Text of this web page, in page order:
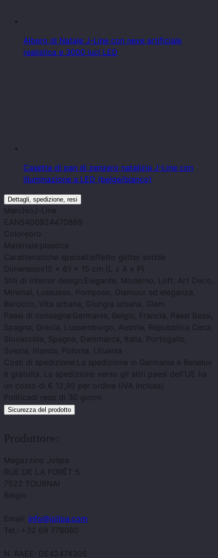
Albero di Natale J-Line con neve artificiale
realistica e 3000 luci LED
Casetta di pan di zenzero natalizia J-Line con
illuminazione a LED (beige/bianco)
Dettagli, spedizione, resi
MarchioJ-Line
EAN 5400924470869
Coloreoro
Materiale:plastica
Caratteristiche speciali:effetto glitter sottile
Dimensioni 15 x 61 x 15 cm (L x A x P)
Stili di interior design:Elegante, Moderno, Loft, Art Deco,
Minimal, Lussuoso, Pomposo, Glamour ed eleganza,
Barocco, Vita urbana, Giungla urbana, Glam
Paesi di consegna:Germania, Belgio, Francia, Paesi Bassi,
Spagna, Grecia, Lussemburgo, Austria, Repubblica Ceca,
Slovacchia, Spagna, Danimarca, Italia, Portogallo,
Svezia, Irlanda, Polonia, Lituania
Costi di spedizione:La spedizione in Germania e Benelux
è gratuita. La spedizione verso gli altri paesi dell'UE ha
un costo di € 12,95 per ordine (IVA inclusa).
Politicadi reso di 30 giorni
Sicurezza del prodotto
Produttore:
Magazzino Jolipa
RUE DE LA FORÊT 5
7522 TOURNAI
Belgio
Email: info@jolipa.com
Tel.: +32 69 778080
N. RAEE: DE42474305